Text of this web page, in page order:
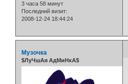
3 часа 58 минут
Последний визит:
2008-12-24 18:44:24
Музочка
$ЛуЧшАя АдМиНкА$